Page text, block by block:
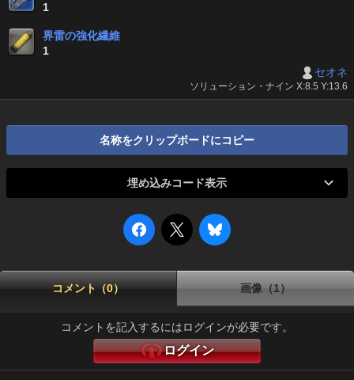
1
界雷の強化繊維
1
セオネ
ソリューション・ナイン X:8.5 Y:13.6
名称をクリップボードにコピー
埋め込みコード表示
コメント（0） 画像（1）
コメントを記入するにはログインが必要です。
ログイン